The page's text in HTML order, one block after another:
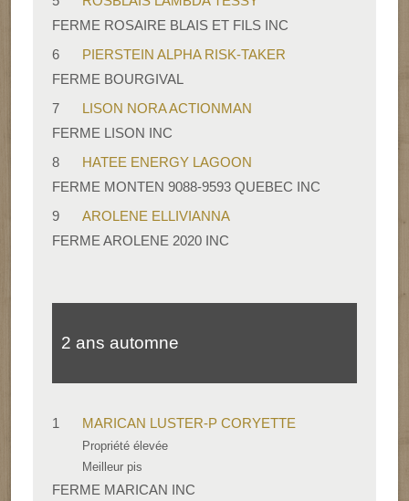
FERME ROSAIRE BLAIS ET FILS INC
6
PIERSTEIN ALPHA RISK-TAKER
FERME BOURGIVAL
7
LISON NORA ACTIONMAN
FERME LISON INC
8
HATEE ENERGY LAGOON
FERME MONTEN 9088-9593 QUEBEC INC
9
AROLENE ELLIVIANNA
FERME AROLENE 2020 INC
2 ans automne
1 MARICAN LUSTER-P CORYETTE
Propriété élevée
Meilleur pis
FERME MARICAN INC